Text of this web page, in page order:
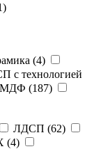
)
(4)
с технологией
МДФ (187)
ЛДСП (62)
(4)